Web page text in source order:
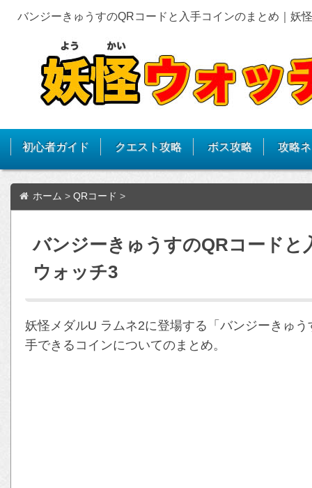
バンジーきゅうすのQRコードと入手コインのまとめ｜妖
初心者ガイド クエスト攻略 ボス攻略 攻略
ホーム > QRコード >
バンジーきゅうすのQRコードと
ウォッチ3
妖怪メダルU ラムネ2に登場する「バンジーきゅ
手できるコインについてのまとめ。